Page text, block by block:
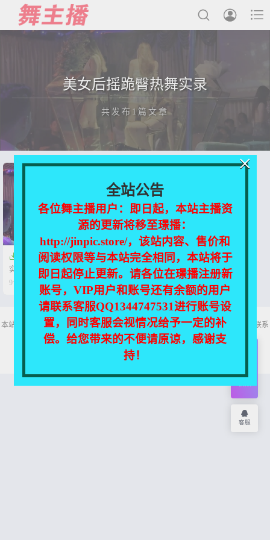



主播合集
充值&解压说明
用户中心
会员登陆
美女后摇跪臀热舞实录
共发布1篇文章
正在为您加载新内容

【越南夜店】美女后摇跪臀热舞
实录【18V-4.31G】
9个月前
 0  15
本站所有资源均收集自互联网，仅供个人欣赏交流，如不慎侵犯了您的权益，请联系
我们，我们将尽快处理！
Copyright © 2026 舞主播
全站公告
各位舞主播用户：即日起，本站主播资
源的更新将移至璟播：
http://jinpic.store/，该站内容、售价和
阅读权限等与本站完全相同，本站将于
即日起停止更新。请各位在璟播注册新
账号，VIP用户和账号还有余额的用户
请联系客服QQ1344747531进行账号设
置，同时客服会视情况给予一定的补
偿。给您带来的不便请原谅，感谢支
持！
×
会员
客服